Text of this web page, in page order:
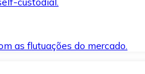
as flutuações do mercado.